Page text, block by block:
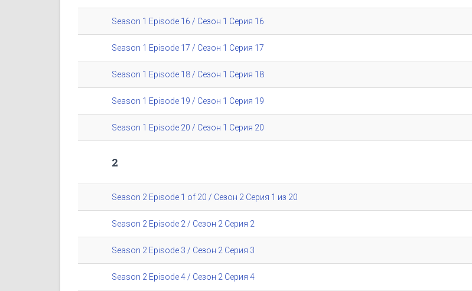
Season 1 Episode 16 / Сезон 1 Серия 16
Season 1 Episode 17 / Сезон 1 Серия 17
Season 1 Episode 18 / Сезон 1 Серия 18
Season 1 Episode 19 / Сезон 1 Серия 19
Season 1 Episode 20 / Сезон 1 Серия 20
2
Season 2 Episode 1 of 20 / Сезон 2 Серия 1 из 20
Season 2 Episode 2 / Сезон 2 Серия 2
Season 2 Episode 3 / Сезон 2 Серия 3
Season 2 Episode 4 / Сезон 2 Серия 4